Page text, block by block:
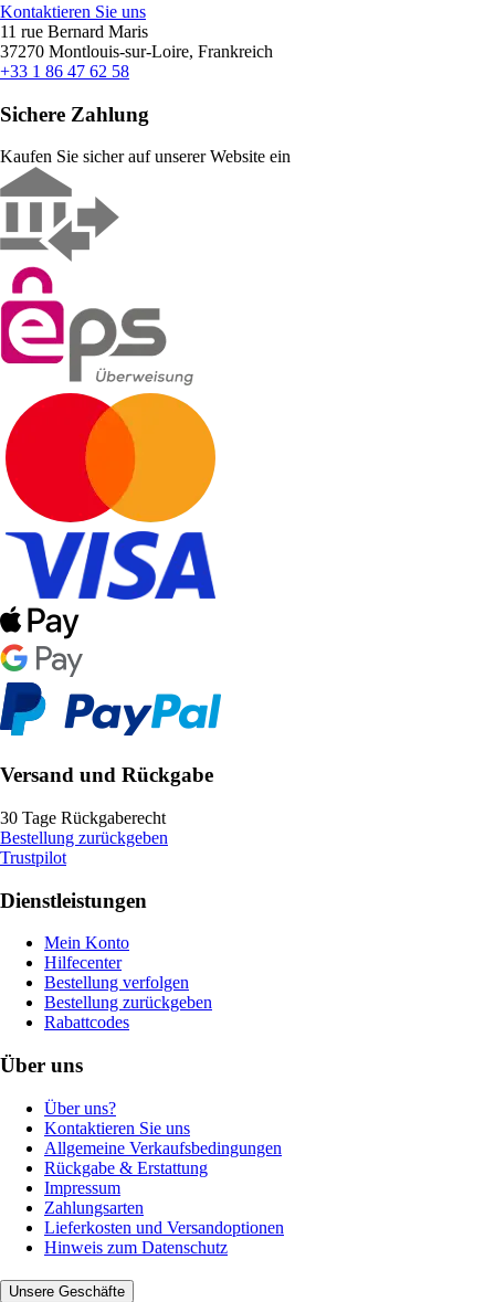
Kontaktieren Sie uns
11 rue Bernard Maris
37270 Montlouis-sur-Loire, Frankreich
+33 1 86 47 62 58
Sichere Zahlung
Kaufen Sie sicher auf unserer Website ein
Versand und Rückgabe
30 Tage Rückgaberecht
Bestellung zurückgeben
Trustpilot
Dienstleistungen
Mein Konto
Hilfecenter
Bestellung verfolgen
Bestellung zurückgeben
Rabattcodes
Über uns
Über uns?
Kontaktieren Sie uns
Allgemeine Verkaufsbedingungen
Rückgabe & Erstattung
Impressum
Zahlungsarten
Lieferkosten und Versandoptionen
Hinweis zum Datenschutz
Unsere Geschäfte